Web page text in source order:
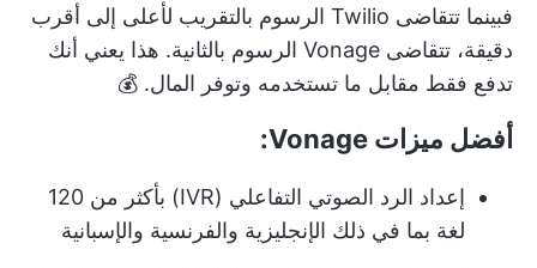
فبينما تتقاضى Twilio الرسوم بالتقريب لأعلى إلى أقرب
دقيقة، تتقاضى Vonage الرسوم بالثانية. هذا يعني أنك
تدفع فقط مقابل ما تستخدمه وتوفر المال. 💰
أفضل ميزات Vonage:
إعداد الرد الصوتي التفاعلي (IVR) بأكثر من 120
لغة بما في ذلك الإنجليزية والفرنسية والإسبانية